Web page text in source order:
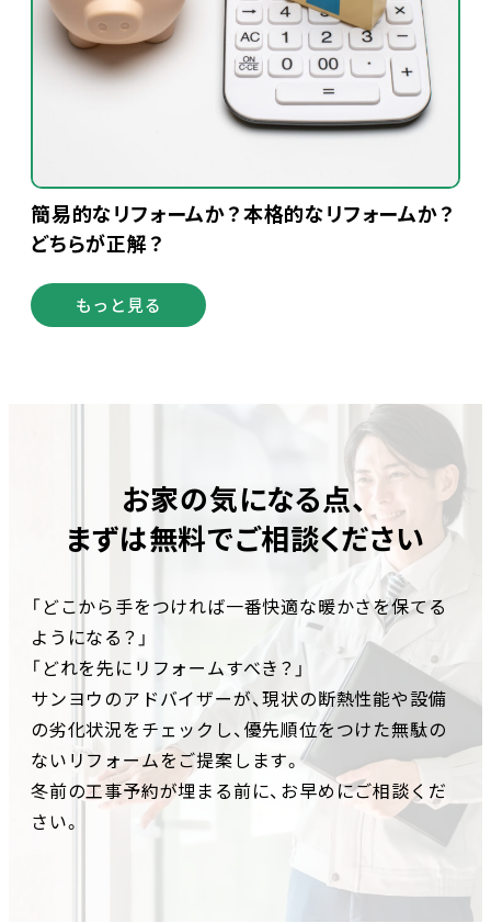
簡易的なリフォームか？本格的なリフォームか？
どちらが正解？
もっと見る
お家の気になる点、
まずは無料でご相談ください
「どこから手をつければ一番快適な暖かさを保てる
ようになる？」
「どれを先にリフォームすべき？」
サンヨウのアドバイザーが、現状の断熱性能や設備
の劣化状況をチェックし、 優先順位をつけた無駄の
ないリフォームをご提案します。
冬前の工事予約が埋まる前に、お早めにご相談くだ
さい。